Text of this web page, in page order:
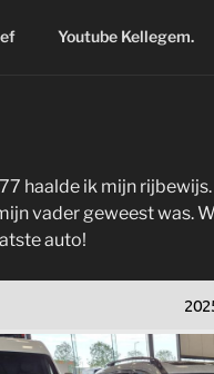
Youtube Kellegem.
haalde ik mijn
vader geweest was.
auto!